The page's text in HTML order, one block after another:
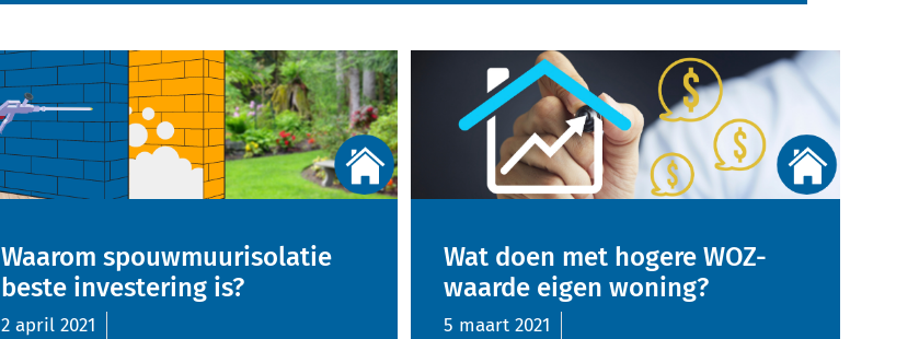
Waarom spouwmuurisolatie
beste investering is?
2 april 2021
Wat doen met hogere WOZ-
waarde eigen woning?
5 maart 2021